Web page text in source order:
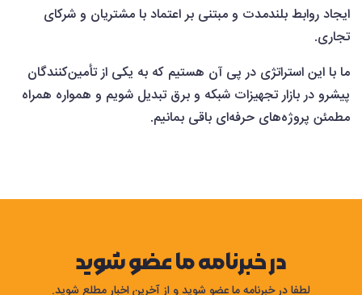
ایجاد روابط بلندمدت و مبتنی بر اعتماد با مشتریان و شرکای
تجاری.
ما با این استراتژی در پی آن هستیم که به یکی از تأمین‌کنندگان
پیشرو در بازار تجهیزات شبکه و برق تبدیل شویم و همواره همراه
مطمئن پروژه‌های حرفه‌ای باقی بمانیم.
در خبرنامه ما عضو شوید
لطفا در خبرنامه ما عضو شوید و از آخرین اخبار مطلع شوید.